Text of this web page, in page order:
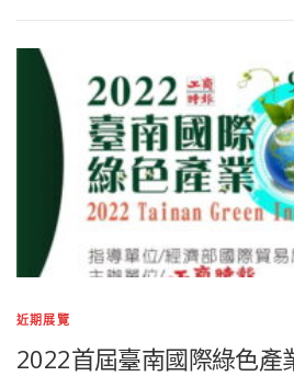
近期展覽
2022首屆臺南國際綠色產